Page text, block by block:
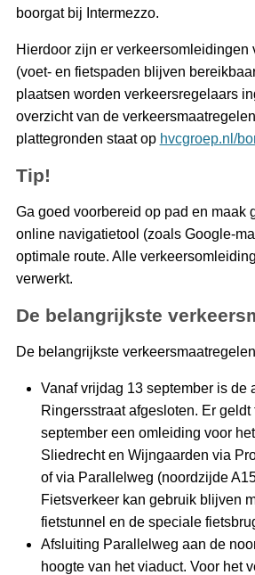
boorgat bij Intermezzo.
Hierdoor zijn er verkeersomleidingen
(voet- en fietspaden blijven
plaatsen worden verkeersregelaars
overzicht van de
plattegronden staat op hvcgroep.nl/
Tip!
Ga goed voorbereid op pad en maak
online navigatietool (zoals Google-
optimale route. Alle
verwerkt.
De belangrijkste
De belangrijkste
Vanaf vrijdag 13 september is de
Ringersstraat afgesloten. Er geldt
september een omleiding voor
Sliedrecht en Wijngaarden via
of via Parallelweg (noordzijde
Fietsverkeer kan gebruik blijven
fietstunnel en de speciale
Afsluiting Parallelweg aan de
hoogte van het viaduct. Voor het